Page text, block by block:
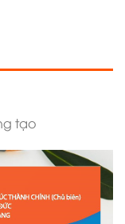
tạo